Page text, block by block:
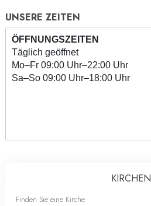
UNSERE ZEITEN
ÖFFNUNGSZEITEN
Täglich geöffnet
Mo–Fr 09:00 Uhr–22:00 Uhr
Sa–So 09:00 Uhr–18:00 Uhr
KIRCHEN
Finden Sie eine Kirche